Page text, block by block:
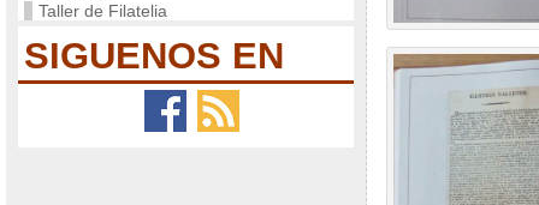
Taller de Filatelia
SIGUENOS EN